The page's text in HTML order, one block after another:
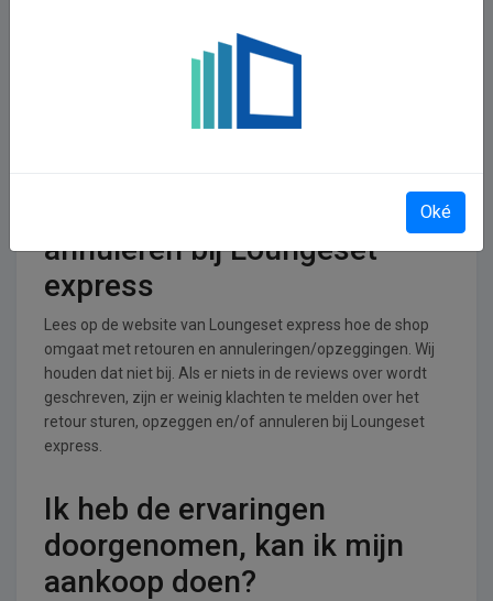
Loungeset express
Loungeset express is actief in de Wonen, huis en tuin
annuleren bij Loungeset
express
Lees op de website van Loungeset express hoe de shop
omgaat met retouren en annuleringen/opzeggingen. Wij
houden dat niet bij. Als er niets in de reviews over wordt
geschreven, zijn er weinig klachten te melden over het
retour sturen, opzeggen en/of annuleren bij Loungeset
express.
Ik heb de ervaringen
doorgenomen, kan ik mijn
aankoop doen?
Oké